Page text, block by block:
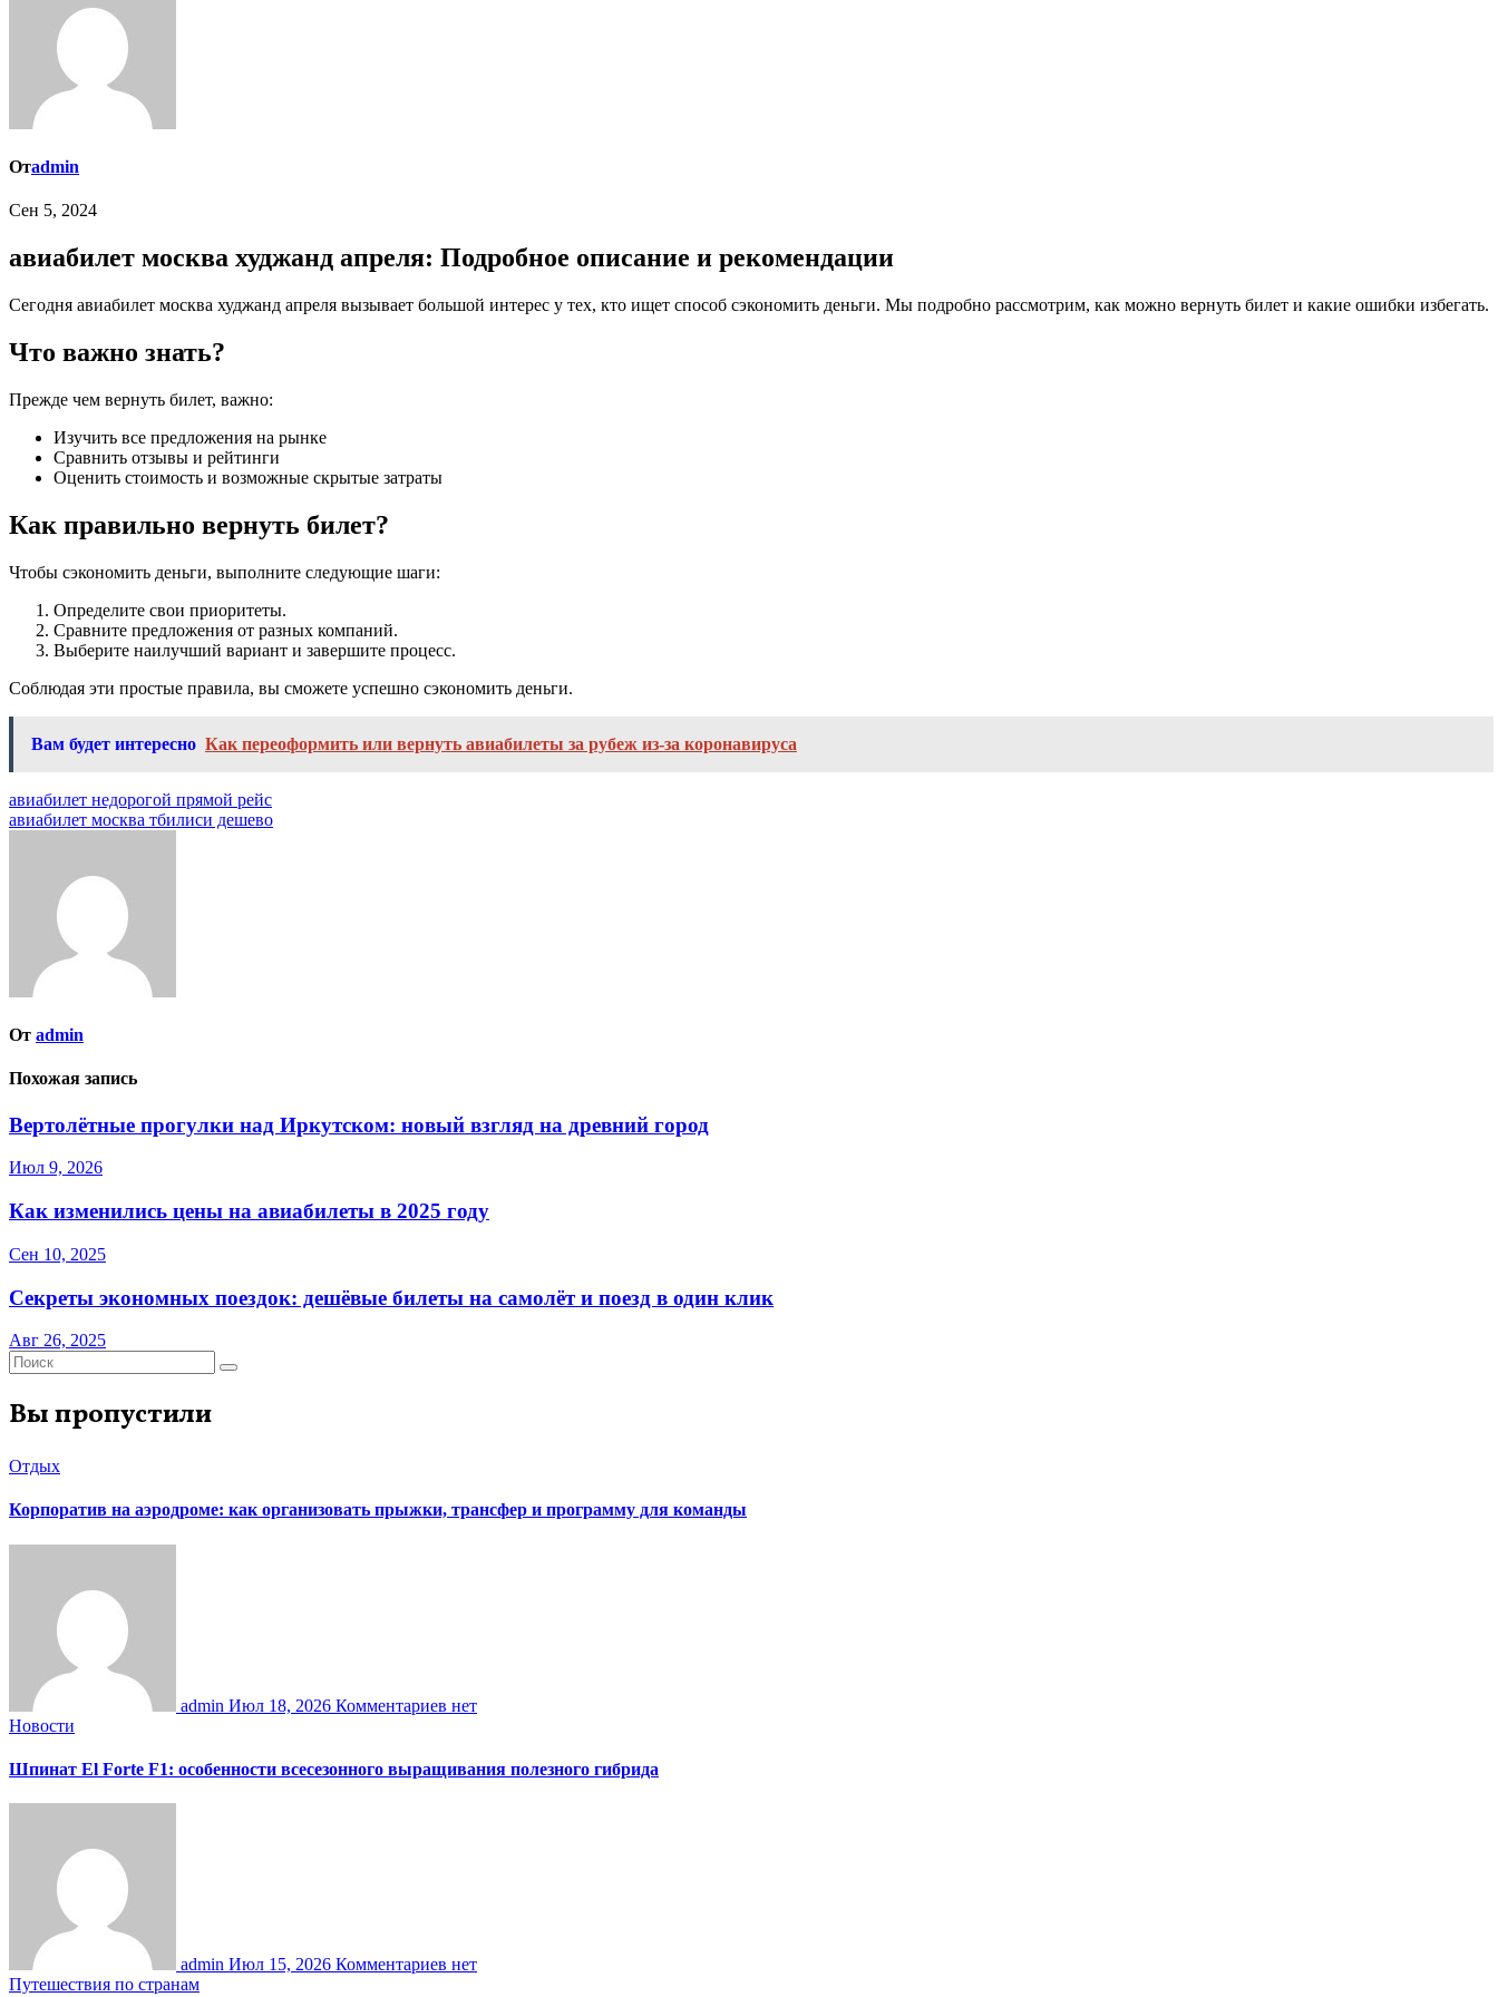
Отadmin
Сен 5, 2024
авиабилет москва худжанд апреля: Подробное описание и рекомендации
Сегодня авиабилет москва худжанд апреля вызывает большой интерес у тех, кто ищет способ сэкономить деньги. Мы подробно рассмотрим, как можно вернуть билет и какие ошибки избегать.
Что важно знать?
Прежде чем вернуть билет, важно:
Изучить все предложения на рынке
Сравнить отзывы и рейтинги
Оценить стоимость и возможные скрытые затраты
Как правильно вернуть билет?
Чтобы сэкономить деньги, выполните следующие шаги:
Определите свои приоритеты.
Сравните предложения от разных компаний.
Выберите наилучший вариант и завершите процесс.
Соблюдая эти простые правила, вы сможете успешно сэкономить деньги.
Вам будет интересно Как переоформить или вернуть авиабилеты за рубеж из-за коронавируса
Навигация
по
авиабилет недорогой прямой рейс
авиабилет москва тбилиси дешево
От admin
Похожая запись
Вертолётные прогулки над Иркутском: новый взгляд на древний город
Июл 9, 2026
Как изменились цены на авиабилеты в 2025 году
Сен 10, 2025
Секреты экономных поездок: дешёвые билеты на самолёт и поезд в один клик
Авг 26, 2025
Вы пропустили
Отдых
Корпоратив на аэродроме: как организовать прыжки, трансфер и программу для команды
admin Июл 18, 2026 Комментариев нет
Новости
Шпинат El Forte F1: особенности всесезонного выращивания полезного гибрида
admin Июл 15, 2026 Комментариев нет
Путешествия по странам